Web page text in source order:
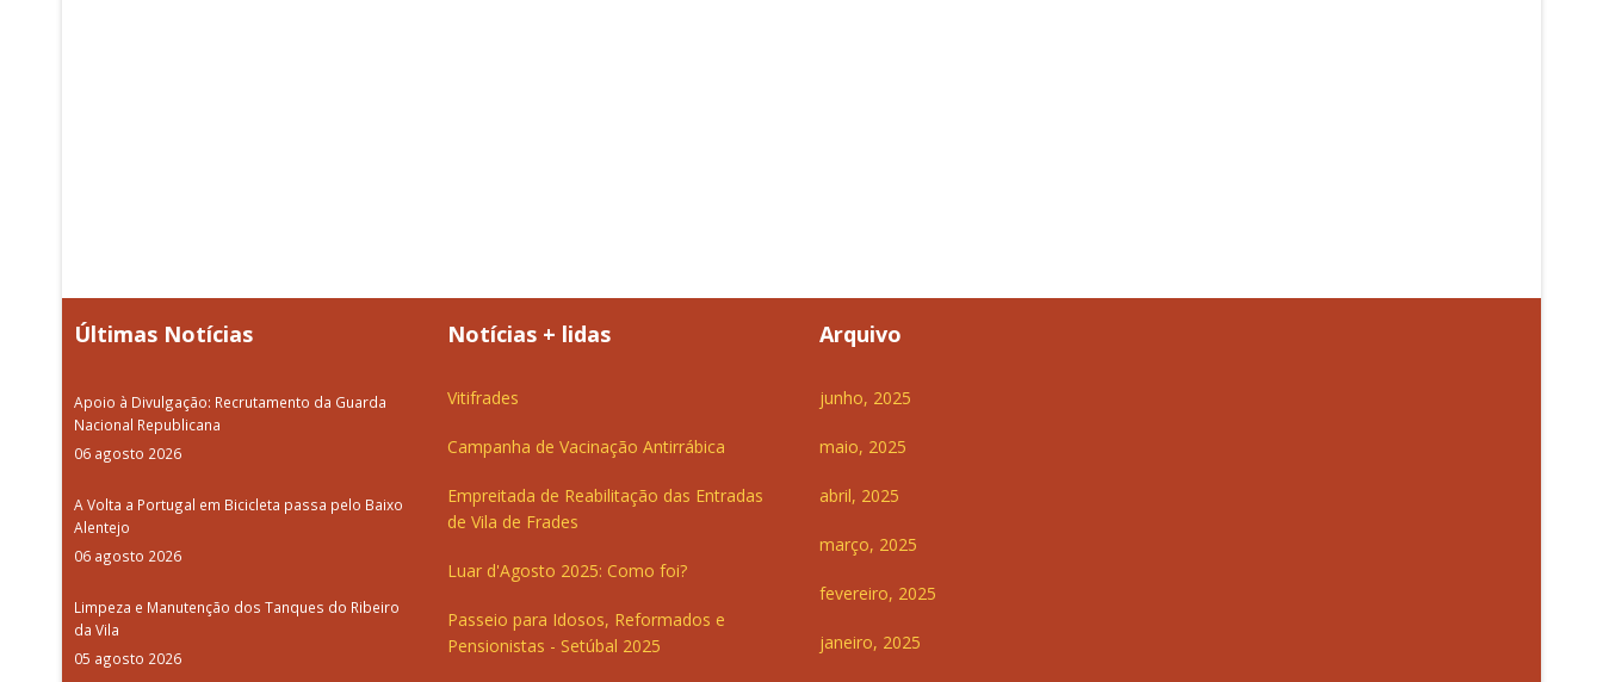
Últimas Notícias
Apoio à Divulgação: Recrutamento da Guarda
Nacional Republicana
06 agosto 2026
A Volta a Portugal em Bicicleta passa pelo Baixo
Alentejo
06 agosto 2026
Limpeza e Manutenção dos Tanques do Ribeiro
da Vila
05 agosto 2026
Notícias + lidas
Vitifrades
Campanha de Vacinação Antirrábica
Empreitada de Reabilitação das Entradas
de Vila de Frades
Luar d'Agosto 2025: Como foi?
Passeio para Idosos, Reformados e
Pensionistas - Setúbal 2025
Arquivo
junho, 2025
maio, 2025
abril, 2025
março, 2025
fevereiro, 2025
janeiro, 2025